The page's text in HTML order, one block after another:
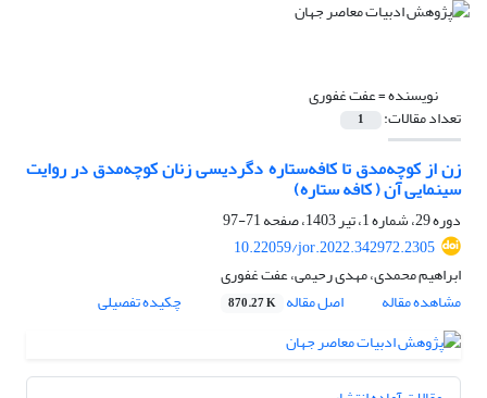
نویسنده =عفت غفوری
تعداد مقالات: 1
زن از کوچه‌مدق تا کافه‌ستاره دگردیسی زنان کوچه‌مدق در روایت
سینمایی آن ( کافه ستاره)
دوره 29، شماره 1، تیر 1403، صفحه
71-97
10.22059/jor.2022.342972.2305
ابراهیم محمدی، مهدی رحیمی، عفت غفوری
مشاهده مقاله
اصل مقاله 870.27 K چکیده تفصیلی